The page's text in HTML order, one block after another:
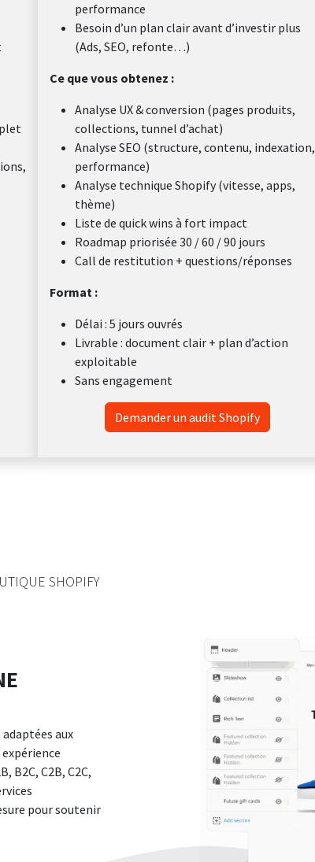
performance
Besoin d’un plan clair avant d’investir plus
(Ads, SEO, refonte…)
Ce que vous obtenez :
Analyse UX & conversion (pages produits,
collections, tunnel d’achat)
Analyse SEO (structure, contenu, indexation,
performance)
Analyse technique Shopify (vitesse, apps,
thème)
Liste de quick wins à fort impact
Roadmap priorisée 30 / 60 / 90 jours
Call de restitution + questions/réponses
Format :
Délai : 5 jours ouvrés
Livrable : document clair + plan d’action
exploitable
Sans engagement
Demander un audit Shopify
SHOPIFY
aux
C2B, C2C,
pour soutenir